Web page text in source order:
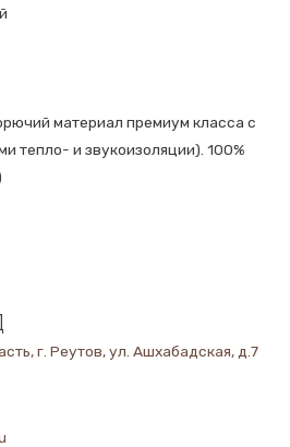
материал премиум класса с
тепло- и звукоизоляции). 100%
г. Реутов, ул. Ашхабадская, д.7